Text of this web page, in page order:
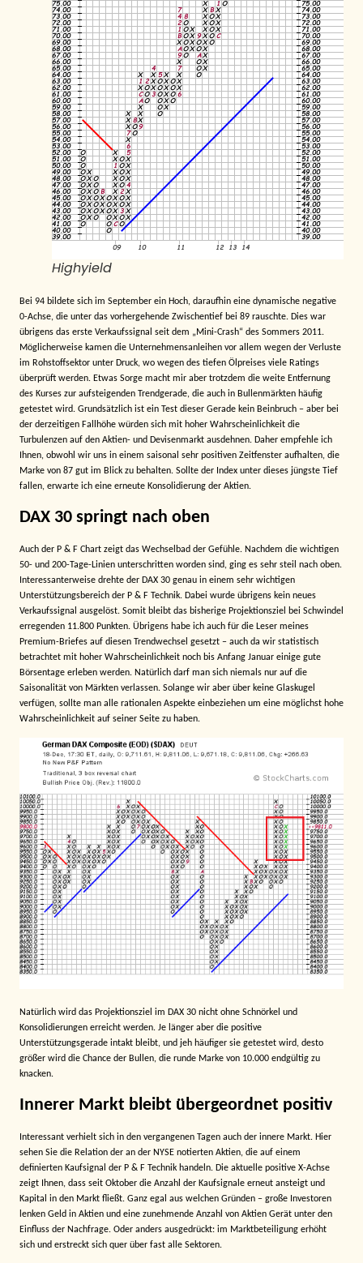
Highyield
Bei 94 bildete sich im September ein Hoch, daraufhin eine dynamische negative
0-Achse, die unter das vorhergehende Zwischentief bei 89 rauschte. Dies war
übrigens das erste Verkaufssignal seit dem „Mini-Crash“ des Sommers 2011.
Möglicherweise kamen die Unternehmensanleihen vor allem wegen der Verluste
im Rohstoffsektor unter Druck, wo wegen des tiefen Ölpreises viele Ratings
überprüft werden. Etwas Sorge macht mir aber trotzdem die weite Entfernung
des Kurses zur aufsteigenden Trendgerade, die auch in Bullenmärkten häufig
getestet wird. Grundsätzlich ist ein Test dieser Gerade kein Beinbruch – aber bei
der derzeitigen Fallhöhe würden sich mit hoher Wahrscheinlichkeit die
Turbulenzen auf den Aktien- und Devisenmarkt ausdehnen. Daher empfehle ich
Ihnen, obwohl wir uns in einem saisonal sehr positiven Zeitfenster aufhalten, die
Marke von 87 gut im Blick zu behalten. Sollte der Index unter dieses jüngste Tief
fallen, erwarte ich eine erneute Konsolidierung der Aktien.
DAX 30 springt nach oben
Auch der P & F Chart zeigt das Wechselbad der Gefühle. Nachdem die wichtigen
50- und 200-Tage-Linien unterschritten worden sind, ging es sehr steil nach oben.
Interessanterweise drehte der DAX 30 genau in einem sehr wichtigen
Unterstützungsbereich der P & F Technik. Dabei wurde übrigens kein neues
Verkaufssignal ausgelöst. Somit bleibt das bisherige Projektionsziel bei Schwindel
erregenden 11.800 Punkten. Übrigens habe ich auch für die Leser meines
Premium-Briefes auf diesen Trendwechsel gesetzt – auch da wir statistisch
betrachtet mit hoher Wahrscheinlichkeit noch bis Anfang Januar einige gute
Börsentage erleben werden. Natürlich darf man sich niemals nur auf die
Saisonalität von Märkten verlassen. Solange wir aber über keine Glaskugel
verfügen, sollte man alle rationalen Aspekte einbeziehen um eine möglichst hohe
Wahrscheinlichkeit auf seiner Seite zu haben.
Natürlich wird das Projektionsziel im DAX 30 nicht ohne Schnörkel und
Konsolidierungen erreicht werden. Je länger aber die positive
Unterstützungsgerade intakt bleibt, und jeh häufiger sie getestet wird, desto
größer wird die Chance der Bullen, die runde Marke von 10.000 endgültig zu
knacken.
Innerer Markt bleibt übergeordnet positiv
Interessant verhielt sich in den vergangenen Tagen auch der innere Markt. Hier
sehen Sie die Relation der an der NYSE notierten Aktien, die auf einem
definierten Kaufsignal der P & F Technik handeln. Die aktuelle positive X-Achse
zeigt Ihnen, dass seit Oktober die Anzahl der Kaufsignale erneut ansteigt und
Kapital in den Markt fließt. Ganz egal aus welchen Gründen – große Investoren
lenken Geld in Aktien und eine zunehmende Anzahl von Aktien Gerät unter den
Einfluss der Nachfrage. Oder anders ausgedrückt: im Marktbeteiligung erhöht
sich und erstreckt sich quer über fast alle Sektoren.